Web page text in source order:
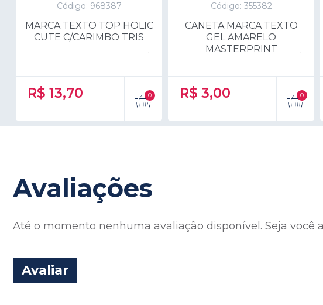
Código: 968387
MARCA TEXTO TOP HOLIC
CUTE C/CARIMBO TRIS
R$ 13,70
Código: 355382
CANETA MARCA TEXTO
GEL AMARELO
MASTERPRINT
R$ 3,00
Avaliações
Até o momento nenhuma avaliação disponível. Seja você
Avaliar